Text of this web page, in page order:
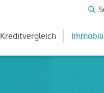
Kreditvergleich